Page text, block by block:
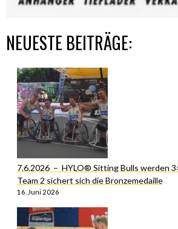
NEUESTE BEITRÄGE:
7.6.2026 – HYLO® Sitting Bulls werden
Team 2 sichert sich die Bronzemedaille
16. Juni 2026